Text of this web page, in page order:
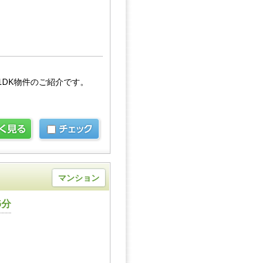
物件のご紹介です。
マンション